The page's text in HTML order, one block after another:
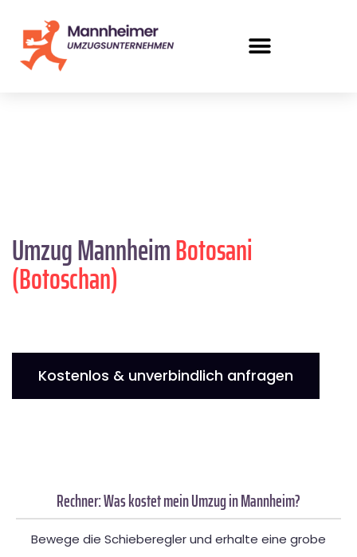
Umzug MannheimBotosani
(Botoschan)
Kostenlos & unverbindlich anfragen
Rechner: Was kostet mein Umzug in Mannheim?
Bewege die Schieberegler und erhalte eine grobe